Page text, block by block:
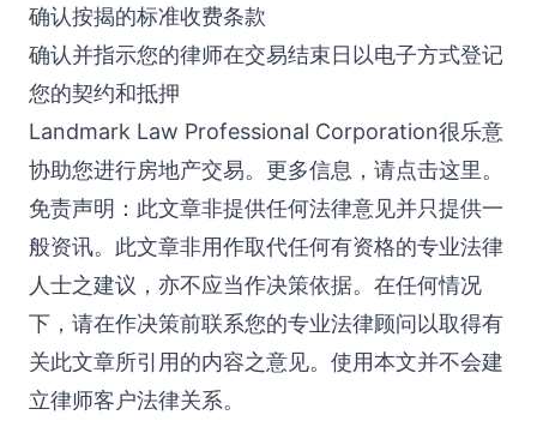
确认按揭的标准收费条款
确认并指示您的律师在交易结束日以电子方式登记
您的契约和抵押
Landmark Law Professional Corporation很乐意
协助您进行房地产交易。更多信息，请点击这里。
免责声明：此文章非提供任何法律意见并只提供一
般资讯。此文章非用作取代任何有资格的专业法律
人士之建议，亦不应当作决策依据。在任何情况
下，请在作决策前联系您的专业法律顾问以取得有
关此文章所引用的内容之意见。使用本文并不会建
立律师客户法律关系。